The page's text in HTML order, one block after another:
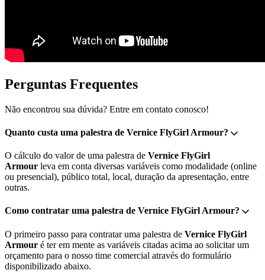
Perguntas Frequentes
Não encontrou sua dúvida? Entre em contato conosco!
Quanto custa uma palestra de Vernice FlyGirl Armour?
O cálculo do valor de uma palestra de Vernice FlyGirl
Armour leva em conta diversas variáveis como modalidade (online
ou presencial), público total, local, duração da apresentação, entre
outras.
Como contratar uma palestra de Vernice FlyGirl Armour?
O primeiro passo para contratar uma palestra de Vernice FlyGirl
Armour é ter em mente as variáveis citadas acima ao solicitar um
orçamento para o nosso time comercial através do formulário
disponibilizado abaixo.